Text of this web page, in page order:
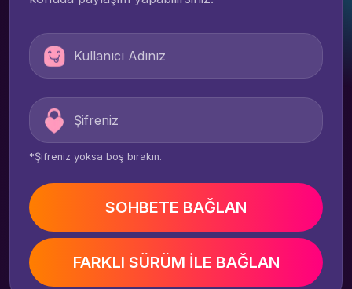
*Şifreniz yoksa boş bırakın.
SOHBETE BAĞLAN
FARKLI SÜRÜM İLE BAĞLAN